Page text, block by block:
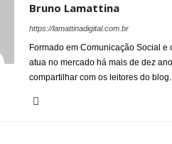
Bruno Lamattina
https://lamattinadigital.com.br
Formado em Comunicação Social
atua no mercado há mais de dez
compartilhar com os leitores do blog.